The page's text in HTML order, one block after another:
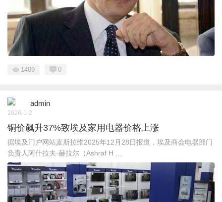
1409 0
admin
2026-1-2
铜价飙升37%致埃及家用电器价格上涨
据埃及门户网站麦斯拉维2025年12月28日报道，埃及商会电器部门
负责人阿什拉夫·赫拉尔（Ashraf H ...